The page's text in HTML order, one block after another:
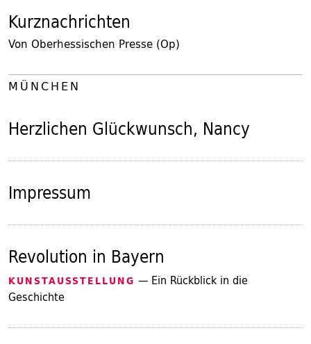
Kurznachrichten
Von Oberhessischen Presse (Op)
MÜNCHEN
Herzlichen Glückwunsch, Nancy
Impressum
Revolution in Bayern
KUNSTAUSSTELLUNG — Ein Rückblick in die
Geschichte